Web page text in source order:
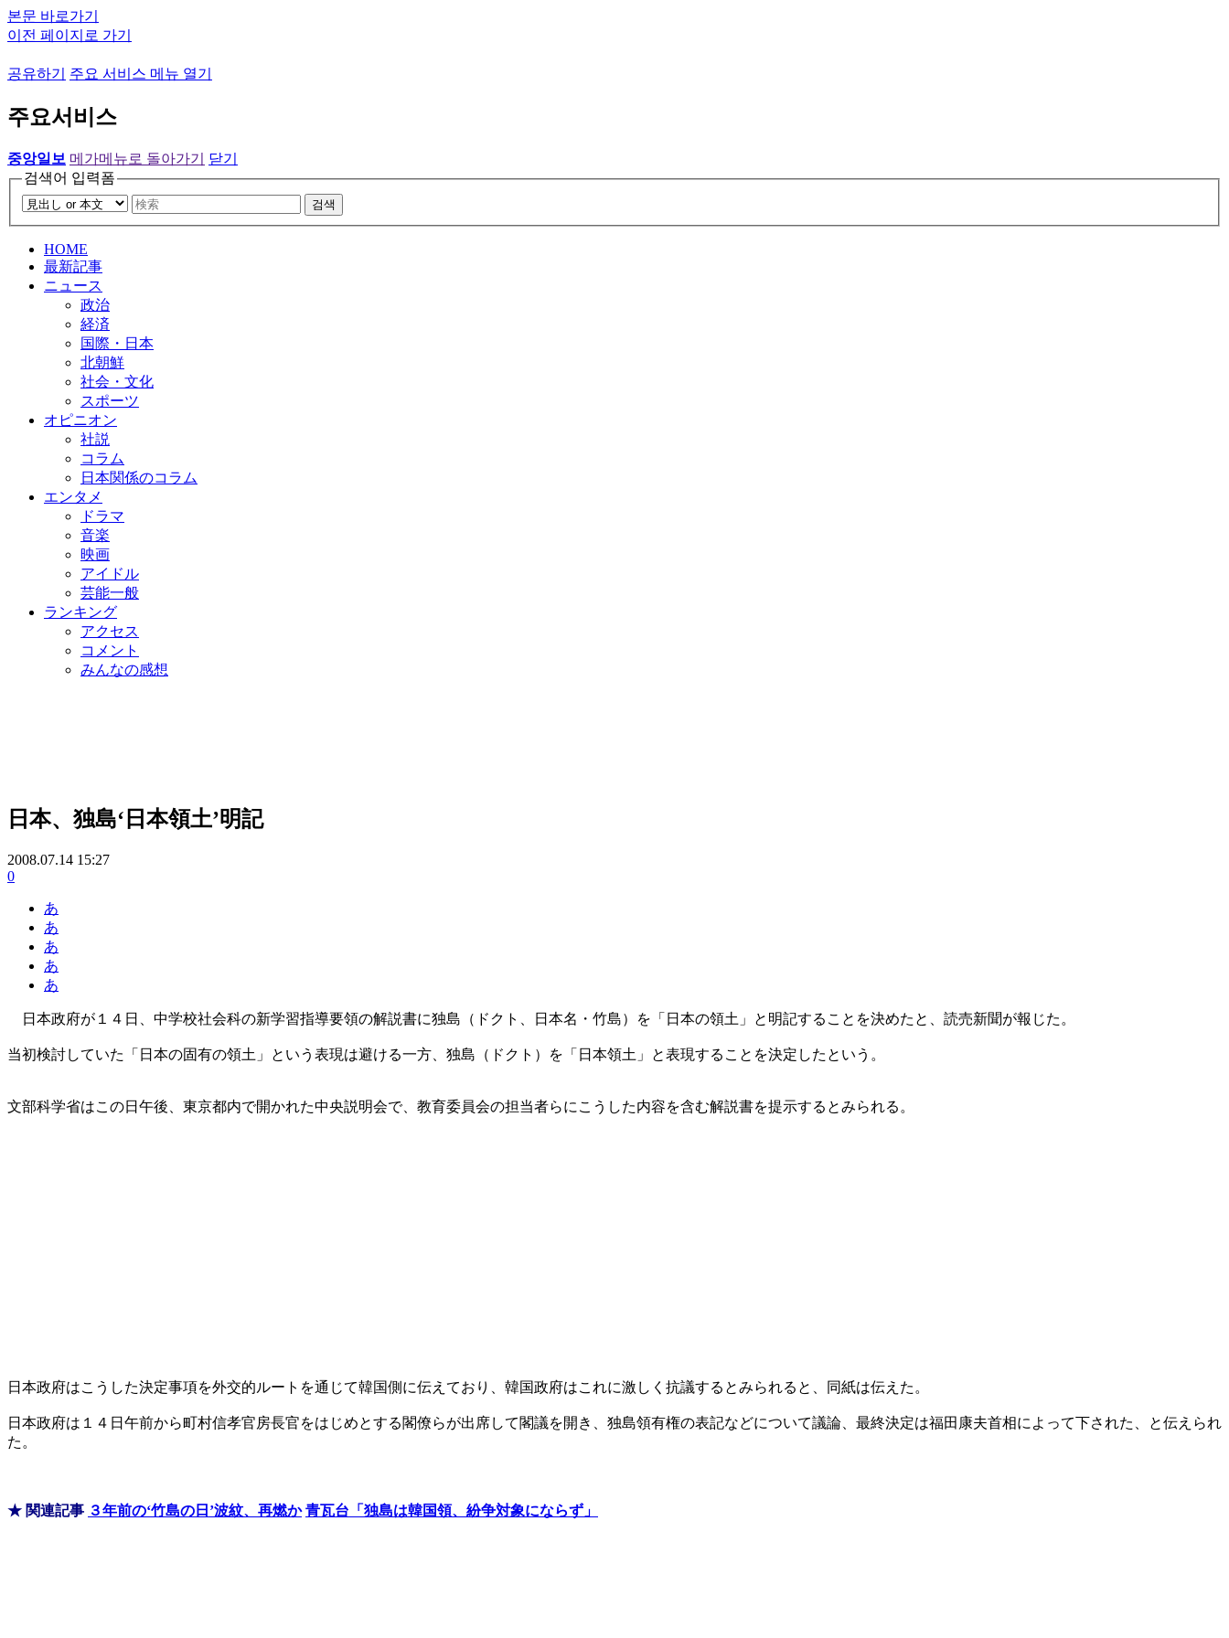
본문 바로가기
이전 페이지로 가기
공유하기 주요 서비스 메뉴 열기
주요서비스
중앙일보 메가메뉴로 돌아가기
닫기
검색어 입력폼
검색
HOME
最新記事
ニュース
政治
経済
国際・日本
北朝鮮
社会・文化
スポーツ
オピニオン
社説
コラム
日本関係のコラム
エンタメ
ドラマ
音楽
映画
アイドル
芸能一般
ランキング
アクセス
コメント
みんなの感想
日本、独島‘日本領土’明記
2008.07.14 15:27
0
あ
あ
あ
あ
あ
日本政府が１４日、中学校社会科の新学習指導要領の解説書に独島（ドクト、日本名・竹島）を「日本の領土」と明記することを決めたと、読売新聞が報じた。
当初検討していた「日本の固有の領土」という表現は避ける一方、独島（ドクト）を「日本領土」と表現することを決定したという。
文部科学省はこの日午後、東京都内で開かれた中央説明会で、教育委員会の担当者らにこうした内容を含む解説書を提示するとみられる。
日本政府はこうした決定事項を外交的ルートを通じて韓国側に伝えており、韓国政府はこれに激しく抗議するとみられると、同紙は伝えた。
日本政府は１４日午前から町村信孝官房長官をはじめとする閣僚らが出席して閣議を開き、独島領有権の表記などについて議論、最終決定は福田康夫首相によって下された、と伝えられ
た。
★ 関連記事 ３年前の‘竹島の日’波紋、再燃か 青瓦台「独島は韓国領、紛争対象にならず」